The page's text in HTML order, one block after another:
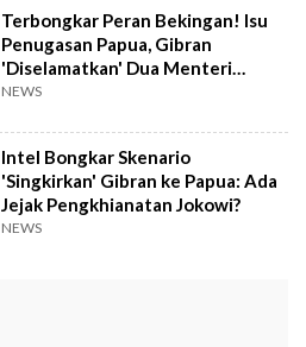
Terbongkar Peran Bekingan! Isu
Penugasan Papua, Gibran
'Diselamatkan' Dua Menteri
Senior
NEWS
Intel Bongkar Skenario
'Singkirkan' Gibran ke Papua: Ada
Jejak Pengkhianatan Jokowi?
NEWS